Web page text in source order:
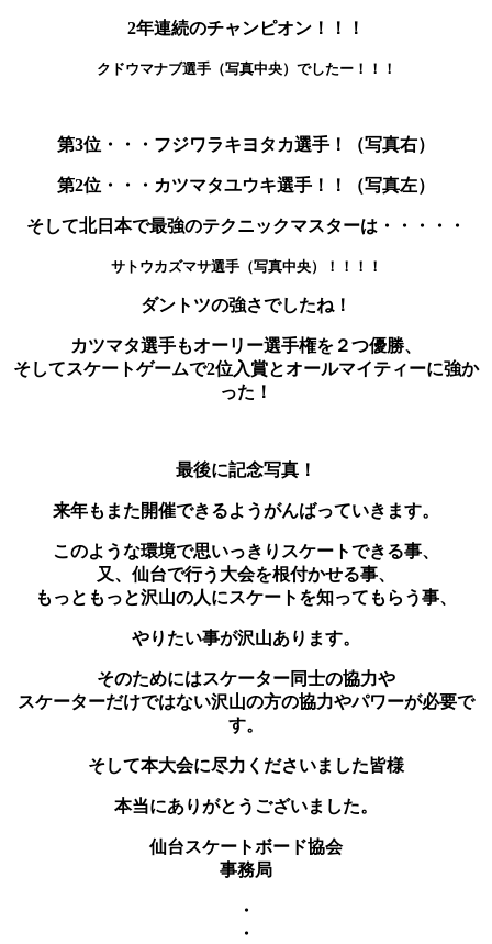
2年連続のチャンピオン！！！
クドウマナブ選手（写真中央）でしたー！！！
第3位・・・フジワラキヨタカ選手！（写真右）
第2位・・・カツマタユウキ選手！！（写真左）
そして北日本で最強のテクニックマスターは・・・・・
サトウカズマサ選手（写真中央）！！！！
ダントツの強さでしたね！
カツマタ選手もオーリー選手権を２つ優勝、
そしてスケートゲームで2位入賞とオールマイティーに強か
った！
最後に記念写真！
来年もまた開催できるようがんばっていきます。
このような環境で思いっきりスケートできる事、
又、仙台で行う大会を根付かせる事、
もっともっと沢山の人にスケートを知ってもらう事、
やりたい事が沢山あります。
そのためにはスケーター同士の協力や
スケーターだけではない沢山の方の協力やパワーが必要で
す。
そして本大会に尽力くださいました皆様
本当にありがとうございました。
仙台スケートボード協会
事務局
・
・